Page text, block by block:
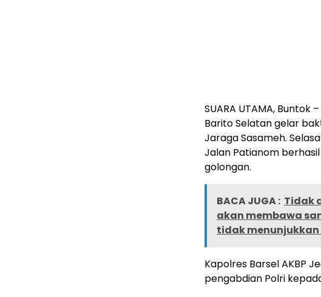
SUARA UTAMA, Buntok
Barito Selatan gelar
Jaraga Sasameh.
Jalan Patianom
golongan.
BACA JUGA : Tidak
akan membawa
tidak
Kapolres Barsel AKBP
pengabdian Polri